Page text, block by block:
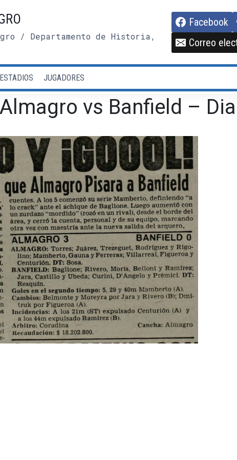
/ Departamento de Historia,
Facebook
Correo
ESTADIOS JUGADORES
vs Banfield –